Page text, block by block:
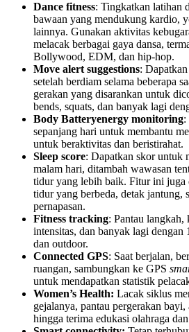
Dance fitness: Tingkatkan latihan
bawaan yang mendukung kardio,
lainnya. Gunakan aktivitas
melacak berbagai gaya dansa,
Bollywood, EDM, dan hip-hop.
Move alert suggestions:
setelah berdiam selama beberapa
gerakan yang disarankan untuk
bends, squats, dan banyak lagi
Body Batteryenergy monitoring:
sepanjang hari untuk membantu
untuk beraktivitas dan beristirahat.
Sleep score: Dapatkan skor untuk
malam hari, ditambah wawasan
tidur yang lebih baik. Fitur ini juga
tidur yang berbeda, detak jantung,
pernapasan.
Fitness tracking: Pantau langkah,
intensitas, dan banyak lagi dengan
dan outdoor.
Connected GPS: Saat berjalan,
ruangan, sambungkan ke GPS
untuk mendapatkan statistik
Women’s Health: Lacak siklus
gejalanya, pantau pergerakan
hingga terima edukasi olahraga